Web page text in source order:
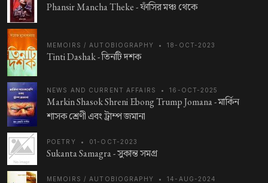
Phansir Mancha Theke -ফাঁসির মঞ্চ থেকে
MEMOIRS / AUTOBIOGRAPHY • 18-OCT-2023
Tinti Dashak -তিনটি দশক
NEWS AND CURRENT AFFAIRS • 16-OCT-2025
Markin Shasok Shreni Ebong Trump Jomana -মার্কিন
শাসক শ্রেণী এবং ট্রাম্প জমানা
POETRY • 01-OCT-2023
Sukanta Samagra -সুকান্ত সমগ্র
MEMOIRS / AUTOBIOGRAPHY • 14-AUG-2024